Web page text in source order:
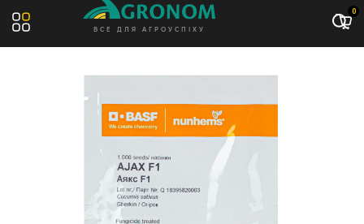
ВСЕ ДЛЯ АГРОУСПІХУ
0